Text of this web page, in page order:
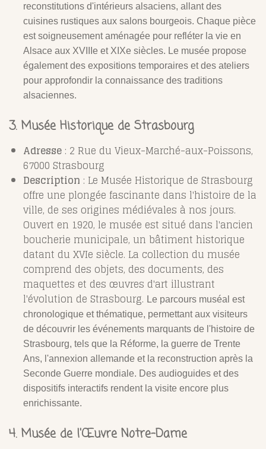
reconstitutions d'intérieurs alsaciens, allant des
cuisines rustiques aux salons bourgeois. Chaque pièce
est soigneusement aménagée pour refléter la vie en
Alsace aux XVIIIe et XIXe siècles. Le musée propose
également des expositions temporaires et des ateliers
pour approfondir la connaissance des traditions
alsaciennes.
3. Musée Historique de Strasbourg
Adresse : 2 Rue du Vieux-Marché-aux-Poissons,
67000 Strasbourg
Description : Le Musée Historique de Strasbourg
offre une plongée fascinante dans l'histoire de la
ville, de ses origines médiévales à nos jours.
Ouvert en 1920, le musée est situé dans l'ancien
boucherie municipale, un bâtiment historique
datant du XVIe siècle. La collection du musée
comprend des objets, des documents, des
maquettes et des œuvres d'art illustrant
l'évolution de Strasbourg. Le parcours muséal est
chronologique et thématique, permettant aux visiteurs
de découvrir les événements marquants de l'histoire de
Strasbourg, tels que la Réforme, la guerre de Trente
Ans, l'annexion allemande et la reconstruction après la
Seconde Guerre mondiale. Des audioguides et des
dispositifs interactifs rendent la visite encore plus
enrichissante.
4. Musée de l'Œuvre Notre-Dame